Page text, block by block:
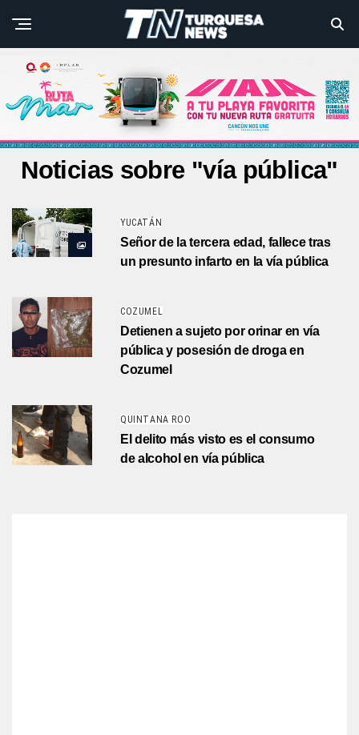
Noticias sobre "vía pública"
YUCATÁN
Señor de la tercera edad, fallece tras
un presunto infarto en la vía pública
COZUMEL
Detienen a sujeto por orinar en vía
pública y posesión de droga en
Cozumel
QUINTANA ROO
El delito más visto es el consumo
de alcohol en vía pública